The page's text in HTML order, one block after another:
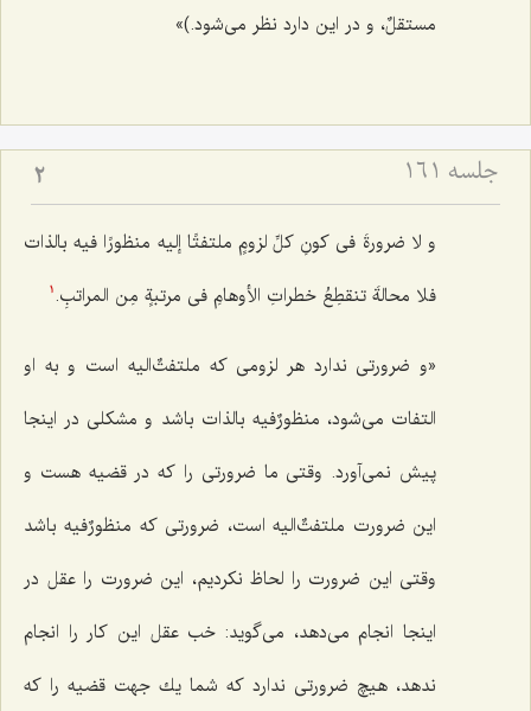
مستقلٌ، و در این دارد نظر می‌شود.)»
جلسه ۱۶۱ 2
و لا ضرورةَ فی كونِ كلِّ لزومٍ ملتفتًا إلیه منظورًا فیه بالذات
فلا محالةَ تنقطِعُ خطراتِ الأوهامِ فی مرتبةٍ مِن المراتبِ.‌ 1
«و ضرورتى ندارد هر لزومى كه ملتفتٌ‌الیه است و به او
التفات مى‌شود، منظورٌ‌فیه بالذات باشد و مشكلى در اینجا
پیش نمى‌آورد. وقتى ما ضرورتى را كه در قضیه هست و
این ضرورت ملتفتٌ‌الیه است، ضرورتی که منظورٌفیه باشد
وقتی این ضرورت را لحاظ نكردیم، این ضرورت را عقل در
اینجا انجام می‌دهد، مى‌گوید: خب عقل این كار را انجام
ندهد، هیچ ضرورتى ندارد كه شما یك جهت قضیه را كه